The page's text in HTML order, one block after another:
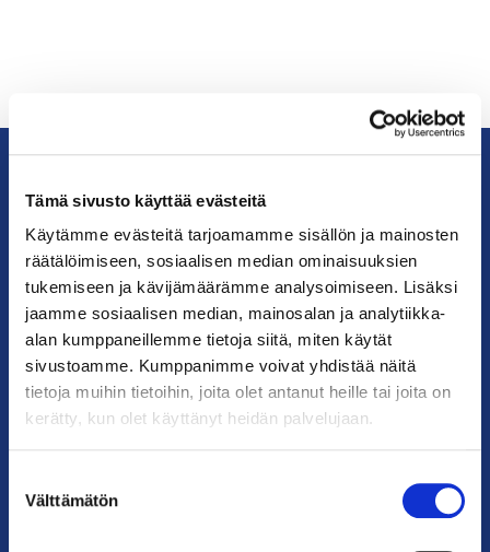
Tämä sivusto käyttää evästeitä
Käytämme evästeitä tarjoamamme sisällön ja mainosten
räätälöimiseen, sosiaalisen median ominaisuuksien
tukemiseen ja kävijämäärämme analysoimiseen. Lisäksi
jaamme sosiaalisen median, mainosalan ja analytiikka-
alan kumppaneillemme tietoja siitä, miten käytät
sivustoamme. Kumppanimme voivat yhdistää näitä
tietoja muihin tietoihin, joita olet antanut heille tai joita on
kerätty, kun olet käyttänyt heidän palvelujaan.
valinta
Välttämätön
KauppakamariHelsingin
seudun
kauppakamari
YHTEYSTIEDOT
Helsingin toimisto
Käyntiosoite: Kalevankatu 12, 00100 Helsinki
kauppakamari@helsinki.chamber.fi